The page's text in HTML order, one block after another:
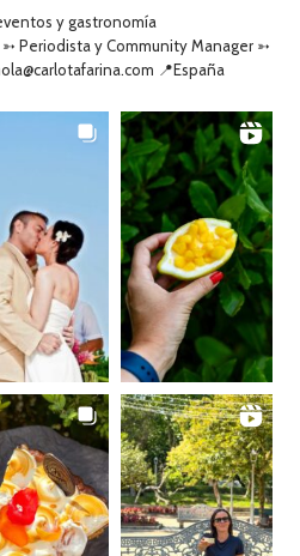
y gastronomía
Periodista y Community Manager ➳
📍España